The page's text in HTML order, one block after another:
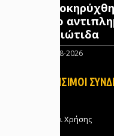
νέo
Φθιώτιδα
07-08-2026
ΧΡΗΣΙΜΟΙ
Όροι Χρήσης